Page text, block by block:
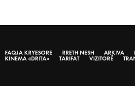
FAQJA KRYESORE RRETH NESH ARKIVA
KINEMA «DRITA»
TARIFAT VIZITORË